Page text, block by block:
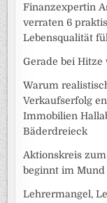
Finanzexpertin
verraten 6
Lebensqualität
Gerade bei
Warum
Verkaufserfolg
Immobilien
Bäderdreieck
Aktionskreis
beginnt im
Lehrermangel,